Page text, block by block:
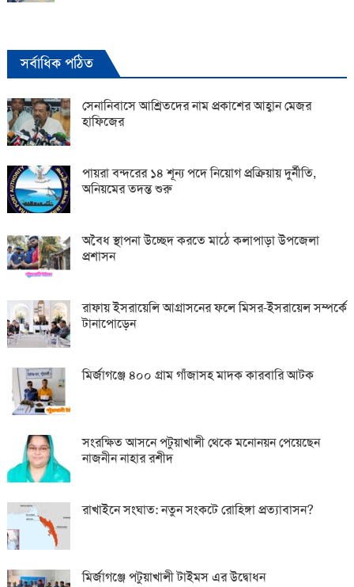
সর্বাধিক পঠিত
সেনানিবাসে আশ্রিতদের নাম প্রকাশের আহ্বান মেজর
হাফিজের
পায়রা বন্দরের ১৪ শূন্য পদে নিয়োগ প্রক্রিয়ায় দুর্নীতি,
অনিয়মের তদন্ত শুরু
অবৈধ স্থাপনা উচ্ছেদ করতে মাঠে কলাপাড়া উপজেলা
প্রশাসন
রাফায় ইসরায়েলি আগ্রাসনের ফলে মিসর-ইসরায়েল সম্পর্কে
টানাপোড়েন
মির্জাগঞ্জে ৪০০ গ্রাম গাঁজাসহ মাদক কারবারি আটক
সংরক্ষিত আসনে পটুয়াখালী থেকে মনোনয়ন পেয়েছেন
নাজনীন নাহার রশীদ
রাখাইনে সংঘাত: নতুন সংকটে রোহিঙ্গা প্রত্যাবাসন?
মির্জাগঞ্জে পটুয়াখালী টাইমস এর উদ্বোধন